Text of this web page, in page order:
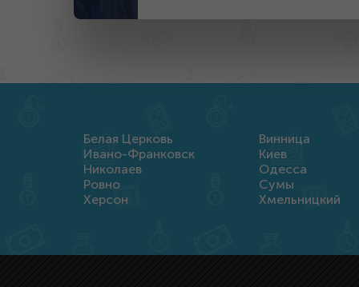
Белая Церковь Винница
Ивано-Франковск
Киев
Николаев
Одесса
Ровно
Сумы
Херсон
Хмельницкий